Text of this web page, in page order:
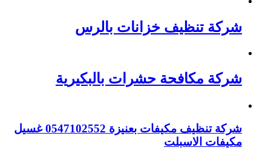
شركة تنظيف خزانات بالرس
شركة مكافحة حشرات بالبكيرية
شركة تنظيف مكيفات بعنيزة 0547102552 غسيل
مكيفات الاسبلت